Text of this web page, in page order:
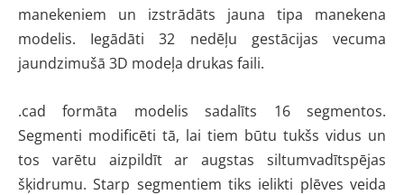
manekeniem un izstrādāts jauna tipa manekena
modelis. Iegādāti 32 nedēļu gestācijas vecuma
jaundzimušā 3D modeļa drukas faili.
.cad formāta modelis sadalīts 16 segmentos.
Segmenti modificēti tā, lai tiem būtu tukšs vidus un
tos varētu aizpildīt ar augstas siltumvadītspējas
šķidrumu. Starp segmentiem tiks ielikti plēves veida